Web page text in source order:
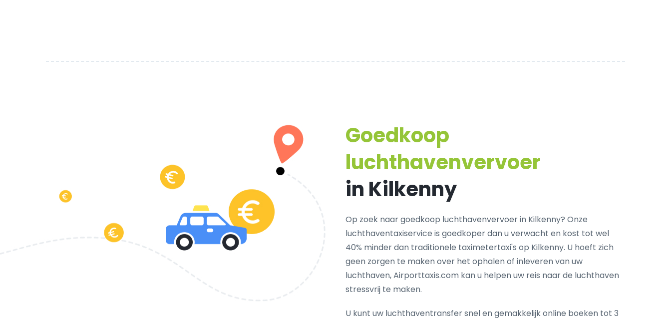
Goedkoop
luchthavenvervoer
in Kilkenny
Op zoek naar goedkoop luchthavenvervoer in Kilkenny? Onze
luchthaventaxiservice is goedkoper dan u verwacht en kost tot wel
40% minder dan traditionele taximetertaxi's op Kilkenny. U hoeft zich
geen zorgen te maken over het ophalen of inleveren van uw
luchthaven, Airporttaxis.com kan u helpen uw reis naar de luchthaven
stressvrij te maken.
U kunt uw luchthaventransfer snel en gemakkelijk online boeken tot 3